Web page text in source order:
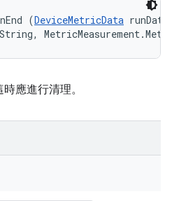
(DeviceMetricData
應進行清理。